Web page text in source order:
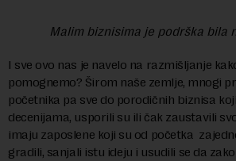
Malim biznisima je podrška bila
I sve ovo nas je navelo na razmišljanje
pomognemo? Širom naše zemlje, mnogi
početnika pa sve do porodičnih biznisa
decenijama, usporili su ili čak zaustavili
imaju zaposlene koji su od početka
gradili, sanjali istu ideju i usudili se da